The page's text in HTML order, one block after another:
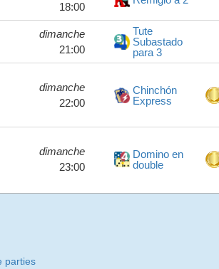
18:00
dimanche
21:00
Tute
Subastado
para 3
dimanche
22:00
Chinchón
Express
dimanche
23:00
Domino en
double
parties